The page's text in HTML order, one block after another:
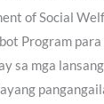
of Social
Program
sa mga